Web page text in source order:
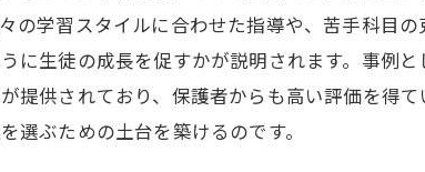
学習塾の実績
説明会での不
の学習スタイルに合わせた指導や、苦手科目
に生徒の成長を促すかが説明されます。事例
提供されており、保護者からも高い評価を得
選ぶための土台を築けるのです。